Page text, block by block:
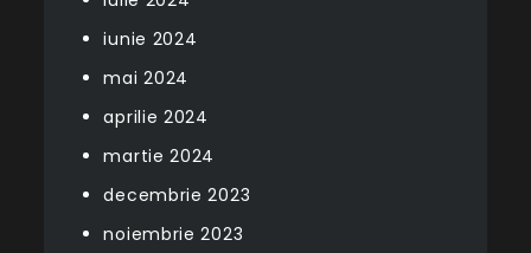
iunie 2024
mai 2024
aprilie 2024
martie 2024
decembrie 2023
noiembrie 2023